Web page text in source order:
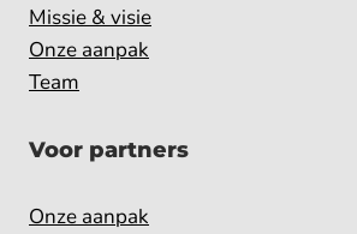
Missie & visie
Onze aanpak
Team
Voor partners
Onze aanpak